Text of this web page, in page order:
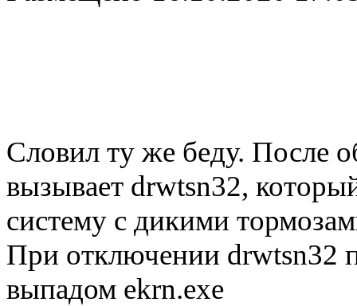
Словил ту же беду. После
вызывает drwtsn32,
систему с дикими
При отключении drwtsn32
выпадом ekrn.exe